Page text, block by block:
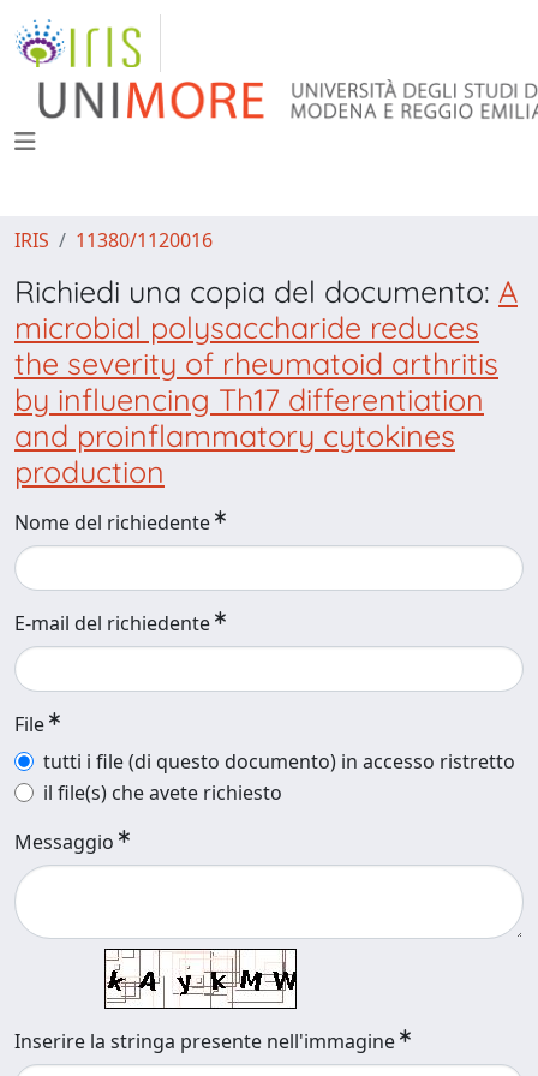
IRIS 11380/1120016
Richiedi una copia del documento: A
microbial polysaccharide reduces
the severity of rheumatoid arthritis
by influencing Th17 differentiation
and proinflammatory cytokines
production
Nome del richiedente
E-mail del richiedente
File
tutti i file (di questo documento) in accesso ristretto
il file(s) che avete richiesto
Messaggio
Inserire la stringa presente nell'immagine